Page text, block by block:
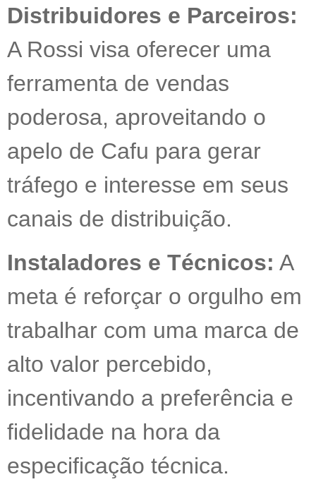
Distribuidores e Parceiros:
A Rossi visa oferecer uma
ferramenta de vendas
poderosa, aproveitando o
apelo de Cafu para gerar
tráfego e interesse em seus
canais de distribuição.
Instaladores e Técnicos: A
meta é reforçar o orgulho em
trabalhar com uma marca de
alto valor percebido,
incentivando a preferência e
fidelidade na hora da
especificação técnica.